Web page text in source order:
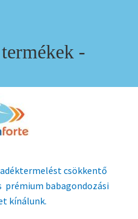
-
csökkentő
babagondozási
kínálunk.